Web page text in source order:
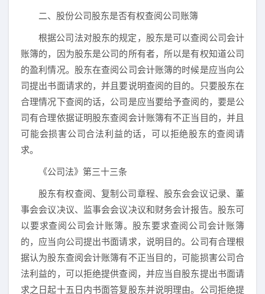
二、股份公司股东是否有权查阅公司账簿
根据公司法对股东的规定，股东是可以查阅公司会计
账簿的，因为股东是公司的所有者，所以是有权知道公司
的盈利情况。股东在查阅公司会计账簿的时候是应当向公
司提出书面请求的，并且要说明查阅的目的。只要股东在
合理情况下查阅的话，公司是应当要给予查阅的，要是公
司有合理依据证明股东查阅会计账簿有不正当目的，并且
可能会损害公司合法利益的话，可以拒绝股东的查阅请
求。
《公司法》第三十三条
股东有权查阅、复制公司章程、股东会会议记录、董
事会会议决议、监事会会议决议和财务会计报告。股东可
以要求查阅公司会计账簿。股东要求查阅公司会计账簿
的，应当向公司提出书面请求，说明目的。公司有合理根
据认为股东查阅会计账簿有不正当目的，可能损害公司合
法利益的，可以拒绝提供查阅，并应当自股东提出书面请
求之日起十五日内书面答复股东并说明理由。公司拒绝提